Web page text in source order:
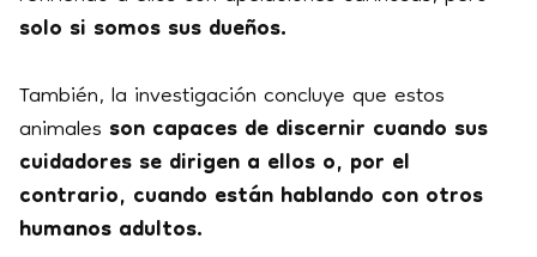
solo si somos sus dueños.
También, la investigación concluye que estos
animalesson capaces de discernir cuando sus
cuidadores se dirigen a ellos o, por el
contrario, cuando están hablando con otros
humanos adultos.